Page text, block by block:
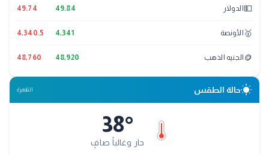
💵 الدولار 49.84
49.74
🥇 الأونصة 4,341
4,340.5
🪙 الجنيه الذهب 48,920
48,760
wb_sunnyحالة الطقس القاهرة
38°
حار وغالباً صافٍ